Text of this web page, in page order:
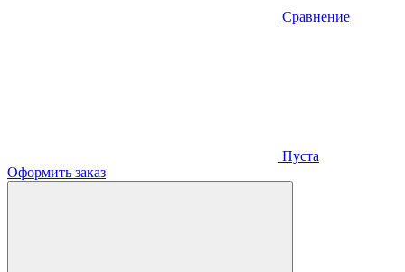
Сравнение
Пуста
Оформить заказ